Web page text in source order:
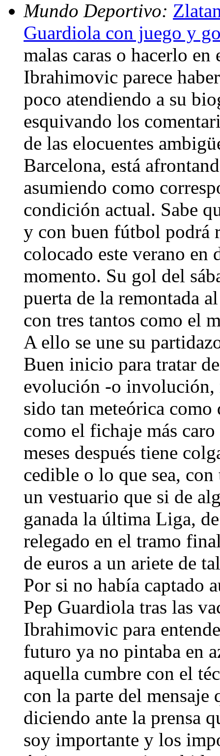
Mundo Deportivo:
Guardiola con juego y
malas caras o hacerlo
Ibrahimovic parece
poco atendiendo a su
esquivando los
de las elocuentes
Barcelona, está
asumiendo como
condición actual. Sabe
y con buen fútbol podrá
colocado este verano en
momento. Su gol del
puerta de la remontada
con tres tantos como el
A ello se une su
Buen inicio para tratar
evolución -o involución,
sido tan meteórica
como el fichaje más
meses después tiene
cedible o lo que sea,
un vestuario que si de
ganada la última Liga,
relegado en el tramo
de euros a un ariete de
Por si no había captado
Pep Guardiola tras las
Ibrahimovic para
futuro ya no pintaba en
aquella cumbre con el
con la parte del mensaje
diciendo ante la prensa
soy importante y los